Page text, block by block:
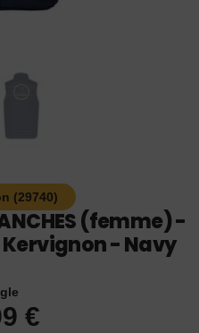
(29740)
(femme) -
- Navy
€